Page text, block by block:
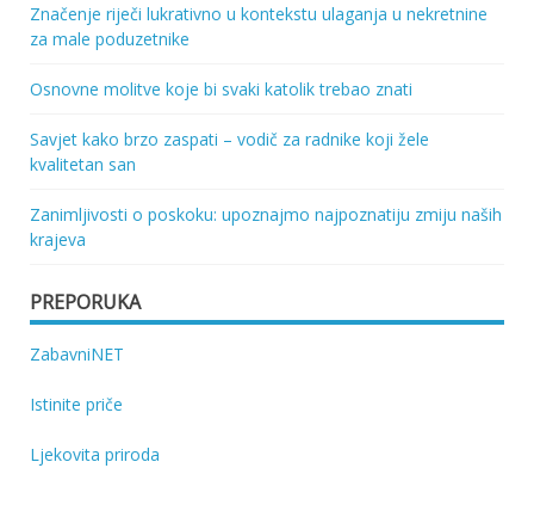
Značenje riječi lukrativno u kontekstu ulaganja u nekretnine
za male poduzetnike
Osnovne molitve koje bi svaki katolik trebao znati
Savjet kako brzo zaspati – vodič za radnike koji žele
kvalitetan san
Zanimljivosti o poskoku: upoznajmo najpoznatiju zmiju naših
krajeva
PREPORUKA
ZabavniNET
Istinite priče
Ljekovita priroda